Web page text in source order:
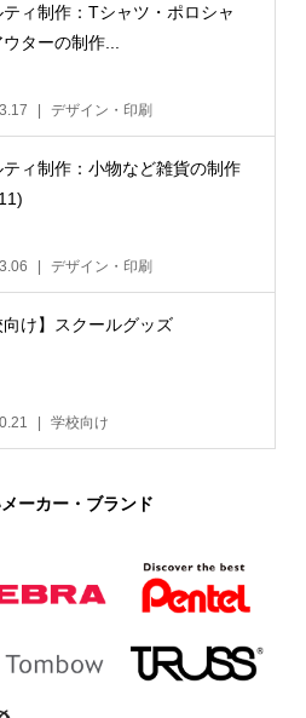
ティ制作：Tシャツ・ポロシャ
ターの制作...
デザイン・印刷
ティ制作：小物など雑貨の制作
デザイン・印刷
向け】スクールグッズ
学校向け
ーカー・ブランド